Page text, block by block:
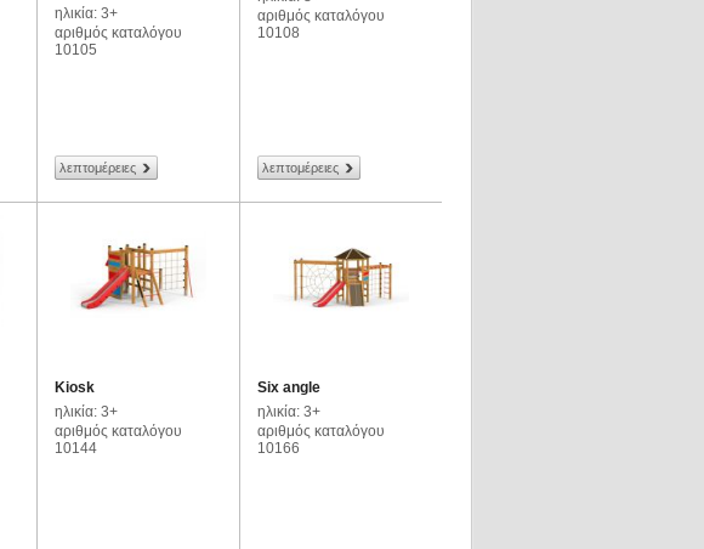
ηλικία: 3+
αριθμός καταλόγου
10105
λεπτομέρειες
αριθμός καταλόγου
10108
λεπτομέρειες
Kiosk
ηλικία: 3+
αριθμός καταλόγου
10144
Six angle
ηλικία: 3+
αριθμός καταλόγου
10166